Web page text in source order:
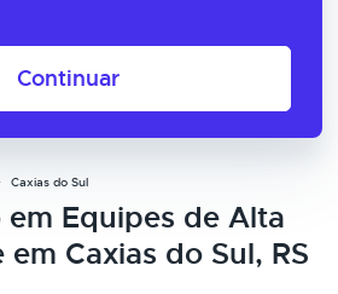
Continuar
Caxias do Sul
Equipes de Alta
Caxias do Sul, RS